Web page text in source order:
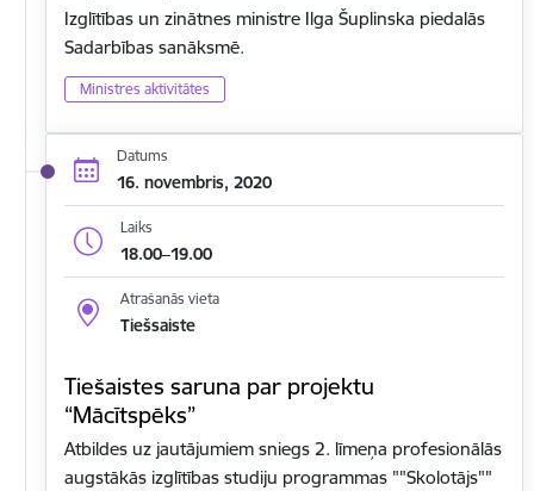
Izglītības un zinātnes ministre Ilga Šuplinska piedalās
Sadarbības sanāksmē.
Ministres aktivitātes
Datums
16. novembris, 2020
Laiks
18.00–19.00
Atrašanās vieta
Tiešsaiste
Tiešaistes saruna par projektu
“Mācītspēks”
Atbildes uz jautājumiem sniegs 2. līmeņa profesionālās
augstākās izglītības studiju programmas ""Skolotājs""